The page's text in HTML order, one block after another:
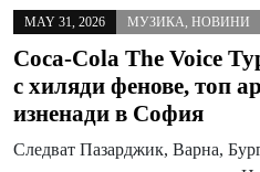
MAY 31, 2026 МУЗИКА НОВИНИ
Coca-Cola The Voice
с хиляди фенове, топ
изненади в София
Следват Пазарджик, Варна,